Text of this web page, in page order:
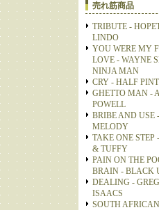
売れ筋商品
TRIBUTE -
LINDO
YOU WERE MY
LOVE - WAYNE
NINJA MAN
CRY - HALF PINT
GHETTO MAN -
POWELL
BRIBE AND USE
MELODY
TAKE ONE STEP
& TUFFY
PAIN ON THE
BRAIN - BLACK
DEALING -
ISAACS
SOUTH